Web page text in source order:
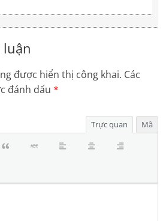
được hiển thị công khai. Các
đánh dấu*
Trực quan Mã